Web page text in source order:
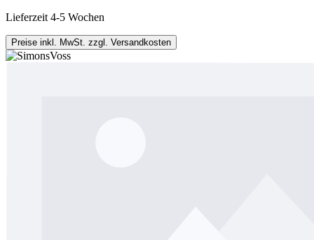
Lieferzeit 4-5 Wochen
Preise inkl. MwSt. zzgl. Versandkosten